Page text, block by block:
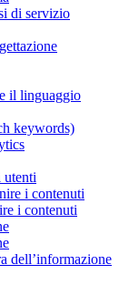
di servizio
il linguaggio
keywords)
utenti
i contenuti
i contenuti
dell’informazione